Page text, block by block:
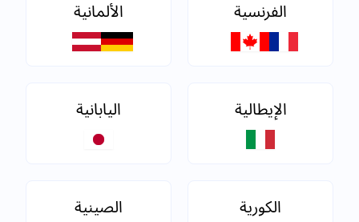
الفرنسية الألمانية
الإيطالية اليابانية
الكورية الصينية